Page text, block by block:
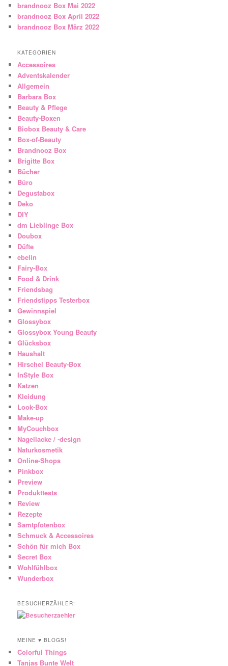
brandnooz Box Mai 2022
brandnooz Box April 2022
brandnooz Box März 2022
KATEGORIEN
Accessoires
Adventskalender
Allgemein
Barbara Box
Beauty & Pflege
Beauty-Boxen
Biobox Beauty & Care
Box-of-Beauty
Brandnooz Box
Brigitte Box
Bücher
Büro
Degustabox
Deko
DIY
dm Lieblinge Box
Doubox
Düfte
ebelin
Fairy-Box
Food & Drink
Friendsbag
Friendstipps Testerbox
Gewinnspiel
Glossybox
Glossybox Young Beauty
Glücksbox
Haushalt
Hirschel Beauty-Box
InStyle Box
Katzen
Kleidung
Look-Box
Make-up
MyCouchbox
Nagellacke / -design
Naturkosmetik
Online-Shops
Pinkbox
Preview
Produkttests
Review
Rezepte
Samtpfotenbox
Schmuck & Accessoires
Schön für mich Box
Secret Box
Wohlfühlbox
Wunderbox
BESUCHERZÄHLER:
MEINE ♥ BLOGS!
Colorful Things
Tanjas Bunte Welt